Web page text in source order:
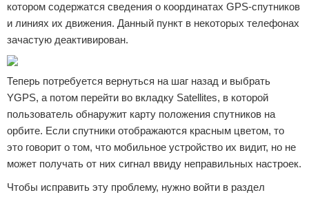
котором содержатся сведения о координатах GPS-спутников
и линиях их движения. Данный пункт в некоторых телефонах
зачастую деактивирован.
Теперь потребуется вернуться на шаг назад и выбрать
YGPS, а потом перейти во вкладку Satellites, в которой
пользователь обнаружит карту положения спутников на
орбите. Если спутники отображаются красным цветом, то
это говорит о том, что мобильное устройство их видит, но не
может получать от них сигнал ввиду неправильных настроек.
Чтобы исправить эту проблему, нужно войти в раздел